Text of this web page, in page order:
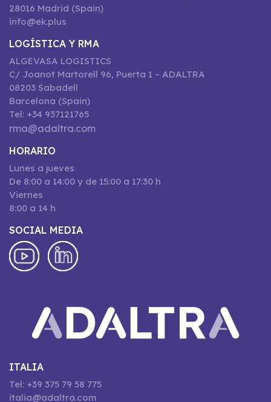
28016 Madrid (Spain)
info@ek.plus
LOGÍSTICA Y RMA
ALGEVASA LOGISTICS
C/ Joanot Martorell 96, Puerta 1 – ADALTRA
08203 Sabadell
Barcelona (Spain)
Tel: +34 937121765
rma@adaltra.com
HORARIO
Lunes a jueves
De 8:00 a 14:00 y de 15:00 a 17:30 h
Viernes
8:00 a 14 h
SOCIAL MEDIA
ITALIA
Tel: +39 375 79 58 775
italia@adaltra.com